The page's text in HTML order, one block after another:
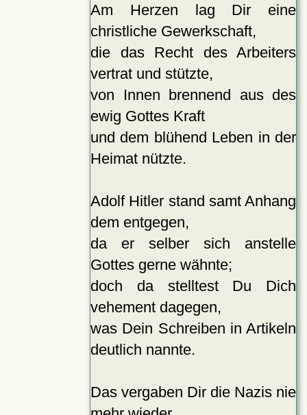
Am Herzen lag Dir eine
christliche Gewerkschaft,
die das Recht des Arbeiters
vertrat und stützte,
von Innen brennend aus des
ewig Gottes Kraft
und dem blühend Leben in der
Heimat nützte.
Adolf Hitler stand samt Anhang
dem entgegen,
da er selber sich anstelle
Gottes gerne wähnte;
doch da stelltest Du Dich
vehement dagegen,
was Dein Schreiben in Artikeln
deutlich nannte.
Das vergaben Dir die Nazis nie